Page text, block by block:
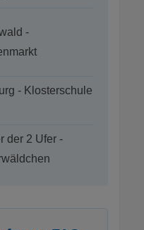
-
- Klosterschule
der 2 Ufer -